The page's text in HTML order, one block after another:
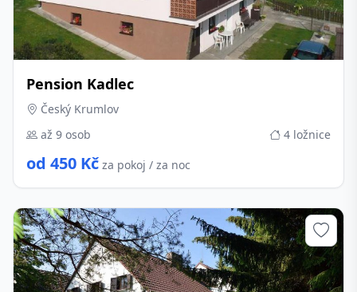
Pension Kadlec
Český Krumlov
až 9 osob
4 ložnice
od 450 Kč za pokoj / za noc